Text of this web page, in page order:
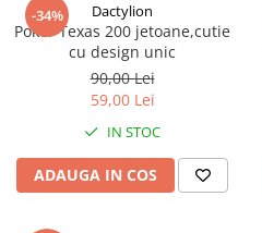
-34% Dactylion
Poker Texas 200 jetoane,cutie
cu design unic
90,00 Lei
59,00 Lei
IN STOC
ADAUGA IN COS